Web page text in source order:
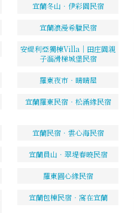
宜蘭冬山．伊彩園民宿
宜蘭浪漫希臘民宿
安緹利亞獨棟Villa｜田庄園親
子溜滑梯城堡民宿
羅東夜市‧晴晴屋
宜蘭羅東民宿‧松滿緣民宿
宜蘭民宿．雲心海民宿
宜蘭員山．翠堤春曉民宿
羅東圓心緣民宿
宜蘭包棟民宿‧窩在宜蘭